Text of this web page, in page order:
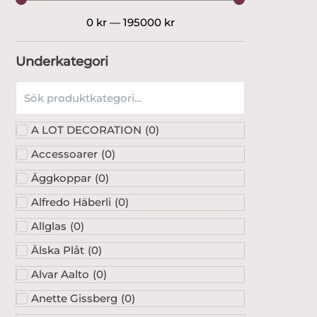
0 kr— 195000 kr
Underkategori
A LOT DECORATION (0)
Accessoarer (0)
Äggkoppar (0)
Alfredo Häberli (0)
Allglas (0)
Älska Plåt (0)
Alvar Aalto (0)
Anette Gissberg (0)